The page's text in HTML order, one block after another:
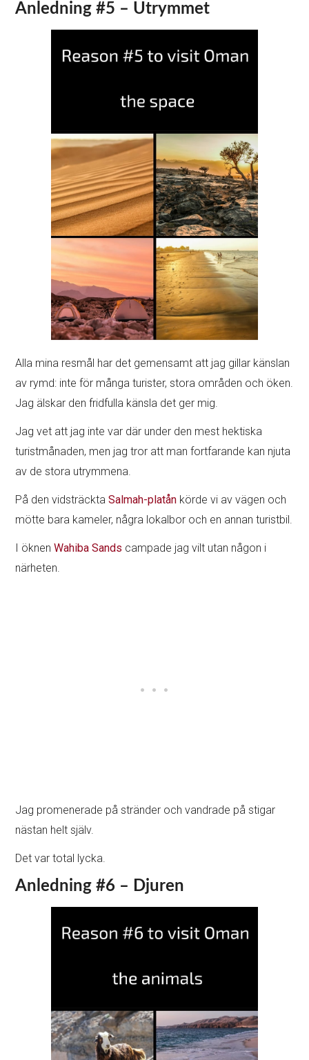
Anledning #5 – Utrymmet
Alla mina resmål har det gemensamt att jag gillar känslan
av rymd: inte för många turister, stora områden och öken.
Jag älskar den fridfulla känsla det ger mig.
Jag vet att jag inte var där under den mest hektiska
turistmånaden, men jag tror att man fortfarande kan njuta
av de stora utrymmena.
På den vidsträcktaSalmah-platån körde vi av vägen och
mötte bara kameler, några lokalbor och en annan turistbil.
I öknenWahiba Sands campade jag vilt utan någon i
närheten.
Jag promenerade på stränder och vandrade på stigar
nästan helt själv.
Det var total lycka.
Anledning #6 – Djuren